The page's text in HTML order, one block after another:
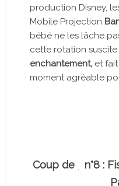
production Disney,
Mobile Projection
bébé ne les lâche
cette rotation suscite
enchantement, et
moment agréable
Coup de
n°8 :